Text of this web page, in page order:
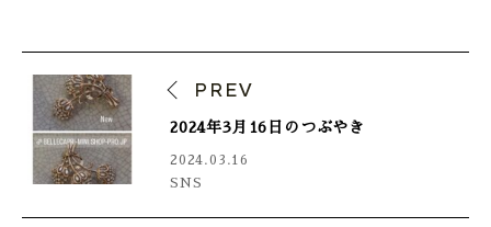
PREV
2024年3月16日のつぶやき
2024.03.16
SNS